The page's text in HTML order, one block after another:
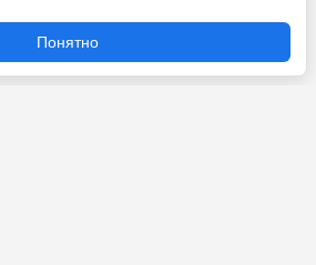
7 августа 2026
Понятно